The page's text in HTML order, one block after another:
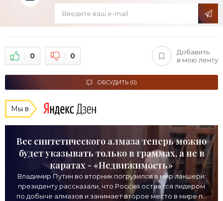
0 0
Добавить
в мою ленту
ОБСУДИТЬ (0)
Мы в
Вес синтетического алмаза теперь можно
будет указывать только в граммах, а не в
каратах - «Недвижимость»
Владимир Путин во вторник погрузился в мир лакшери:
президенту рассказали, что Россия остается лидером
по добыче алмазов и занимает второе место в мире по